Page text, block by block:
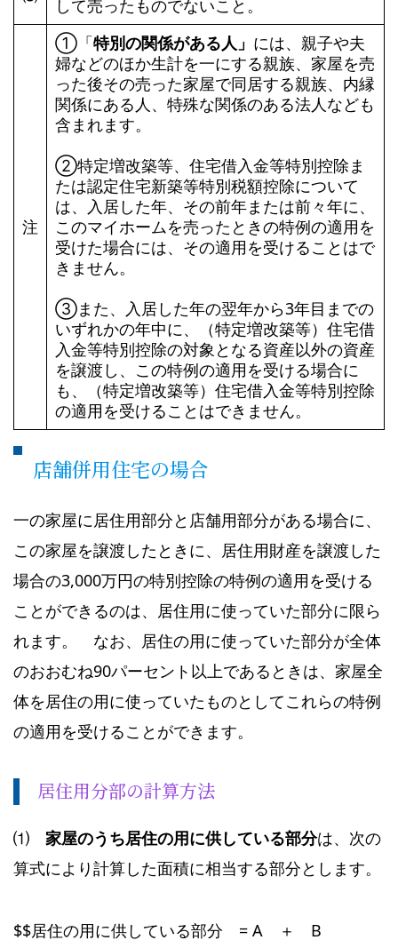
して売ったものでないこと。
注
①「特別の関係がある人」 には、親子や夫
婦などのほか生計を一にする親族、家屋を売
った後その売った家屋で同居する親族、内縁
関係にある人、特殊な関係のある法人なども
含まれます。
➁特定増改築等、住宅借入金等特別控除ま
たは認定住宅新築等特別税額控除について
は、入居した年、その前年または前々年に、
このマイホームを売ったときの特例の適用を
受けた場合には、その適用を受けることはで
きません。
➂また、入居した年の翌年から3年目までの
いずれかの年中に、（特定増改築等）住宅借
入金等特別控除の対象となる資産以外の資産
を譲渡し、この特例の適用を受ける場合に
も、（特定増改築等）住宅借入金等特別控除
の適用を受けることはできません。
店舗併用住宅の場合
一の家屋に居住用部分と店舗用部分がある場合に、
この家屋を譲渡したときに、居住用財産を譲渡した
場合の3,000万円の特別控除の特例の適用を受ける
ことができるのは、居住用に使っていた部分に限ら
れます。 なお、居住の用に使っていた部分が全体
のおおむね90パーセント以上であるときは、家屋全
体を居住の用に使っていたものとしてこれらの特例
の適用を受けることができます。
居住用分部の計算方法
⑴ 家屋のうち居住の用に供している部分は、次の
算式により計算した面積に相当する部分とします。
$$居住の用に供している部分 = A ＋ B